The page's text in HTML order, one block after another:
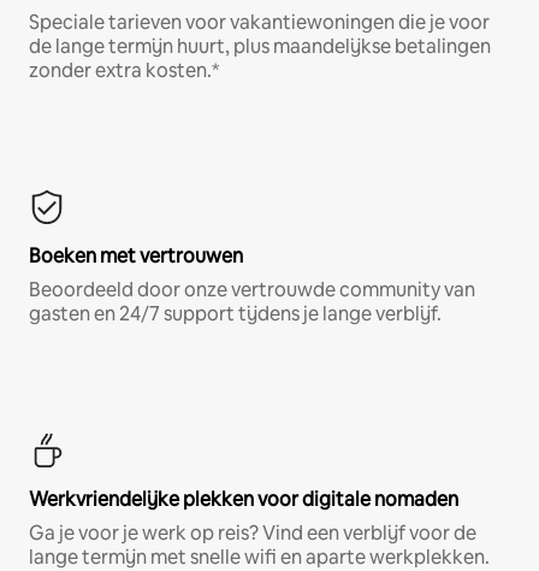
Speciale tarieven voor vakantiewoningen die je voor
de lange termijn huurt, plus maandelijkse betalingen
zonder extra kosten.*
Boeken met vertrouwen
Beoordeeld door onze vertrouwde community van
gasten en 24/7 support tijdens je lange verblijf.
Werkvriendelijke plekken voor digitale nomaden
Ga je voor je werk op reis? Vind een verblijf voor de
lange termijn met snelle wifi en aparte werkplekken.